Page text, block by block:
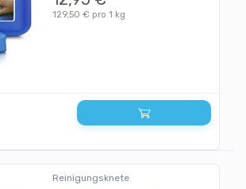
129,50 € pro 1 kg
Reinigungsknete